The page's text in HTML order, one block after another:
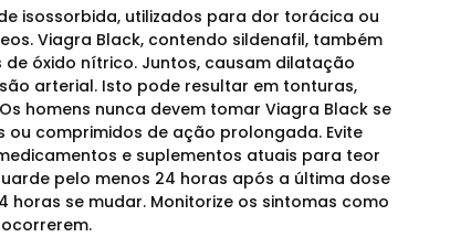
isossorbida, utilizados para dor torácica ou
Viagra Black, contendo sildenafil, também
óxido nítrico. Juntos, causam dilatação
arterial. Isto pode resultar em tonturas,
homens nunca devem tomar Viagra Black se
comprimidos de ação prolongada. Evite
e suplementos atuais para teor
pelo menos 24 horas após a última dose
se mudar. Monitorize os sintomas como